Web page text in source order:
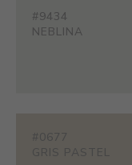
#9434
NEBLINA
#0677
GRIS PASTEL